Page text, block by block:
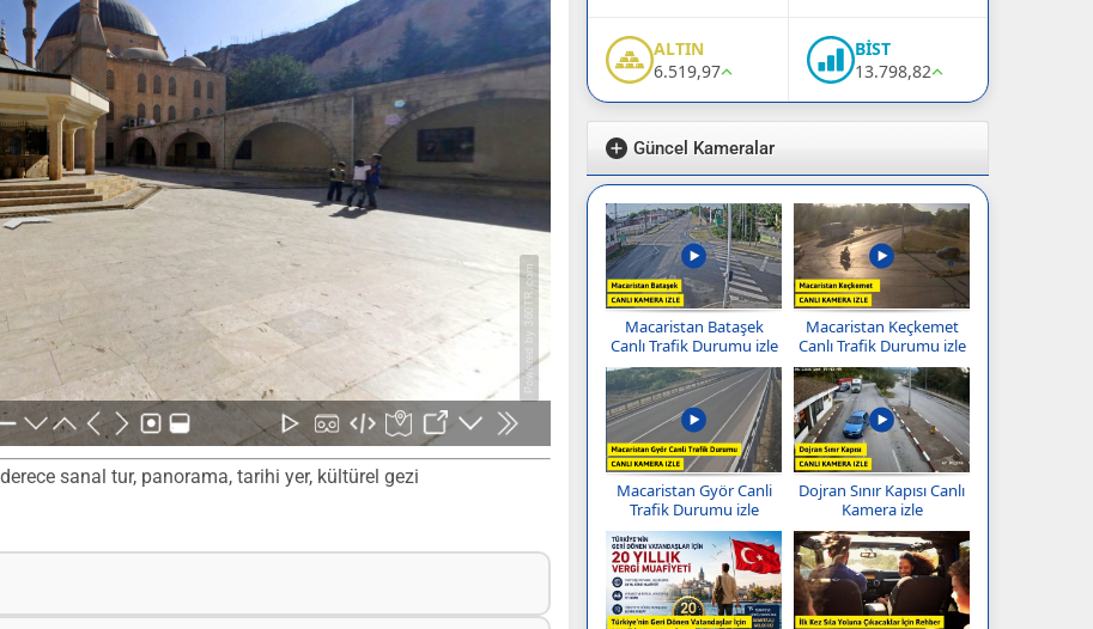
sanal tur, panorama, tarihi yer, kültürel gezi
ALTIN
6.519,97
BİST
13.798,82
Güncel Kameralar
Macaristan Bataşek
Canlı Trafik Durumu izle
Macaristan Keçkemet
Canlı Trafik Durumu izle
Macaristan Györ Canli
Trafik Durumu izle
Dojran Sınır Kapısı Canlı
Kamera izle